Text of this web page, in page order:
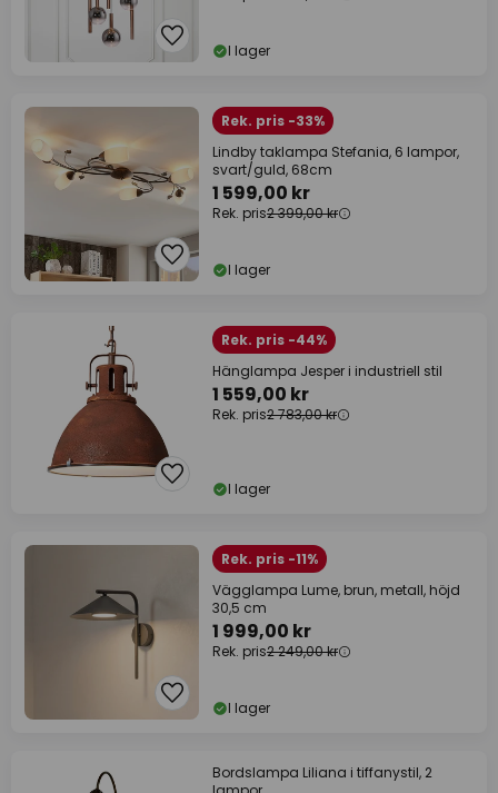
I lager
Rek. pris -33%
Lindby taklampa Stefania, 6 lampor,
svart/guld, 68cm
1 599,00 kr
Rek. pris2 399,00 kr
I lager
Rek. pris -44%
Hänglampa Jesper i industriell stil
1 559,00 kr
Rek. pris2 783,00 kr
I lager
Rek. pris -11%
Vägglampa Lume, brun, metall, höjd
30,5 cm
1 999,00 kr
Rek. pris2 249,00 kr
I lager
Bordslampa Liliana i tiffanystil, 2